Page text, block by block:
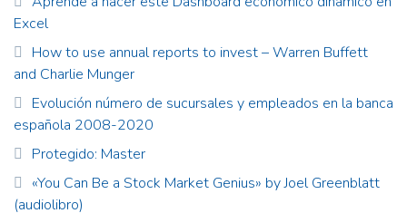
Excel
How to use annual reports to invest – Warren Buffett
and Charlie Munger
Evolución número de sucursales y empleados en la banca
española 2008-2020
Protegido: Master
«You Can Be a Stock Market Genius» by Joel Greenblatt
(audiolibro)